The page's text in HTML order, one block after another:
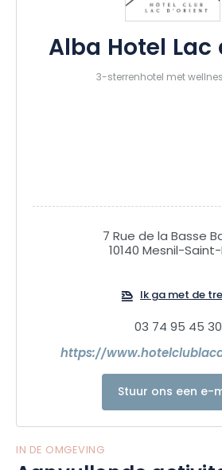
Alba Hotel
3-sterrenhotel met
7 Rue de la Basse
10140 Mesnil-
Ik ga met de
03 74 95 45 30
https://
Stuur ons een e-
IN DE OMGEVING